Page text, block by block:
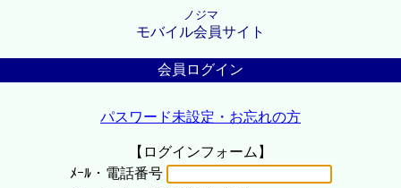
ノジマ
モバイル会員サイト
会員ログイン
パスワード未設定・お忘れの方
【ログインフォーム】
ﾒｰﾙ・電話番号